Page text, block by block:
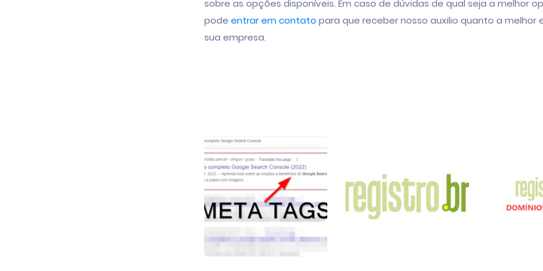
sobre as opções disponíveis. Em caso de dúvidas de qual seja a melhor
pode entrar em contato para que receber nosso auxilio quanto a melhor
sua empresa.